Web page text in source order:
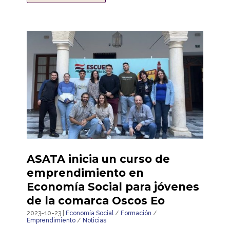
ASATA inicia un curso de
emprendimiento en
Economía Social para jóvenes
de la comarca Oscos Eo
2023-10-23 | Economía Social/ Formación /
Emprendimiento/ Noticias